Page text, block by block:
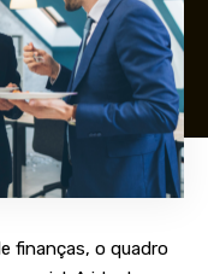
finanças, o quadro